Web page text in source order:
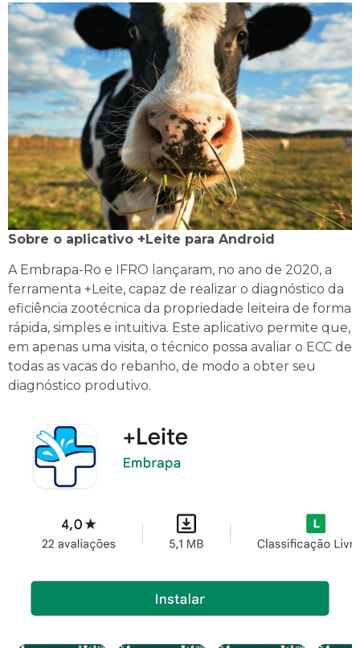
Sobre o aplicativo +Leite para Android
A Embrapa-Ro e IFRO lançaram, no ano de 2020, a
ferramenta +Leite, capaz de realizar o diagnóstico da
eficiência zootécnica da propriedade leiteira de forma
rápida, simples e intuitiva. Este aplicativo permite que,
em apenas uma visita, o técnico possa avaliar o ECC de
todas as vacas do rebanho, de modo a obter seu
diagnóstico produtivo.